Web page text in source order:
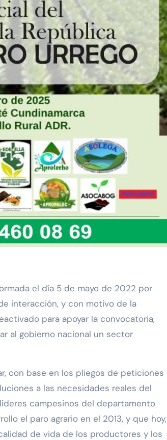
el día 5 de mayo de 2022 por
interacción, y con motivo de la
para apoyar la convocatoria,
al gobierno nacional un sector
con base en los pliegos de peticiones
a las necesidades reales del
campesinos del departamento
el paro agrario en el 2013, y que hoy,
de vida de los productores y los